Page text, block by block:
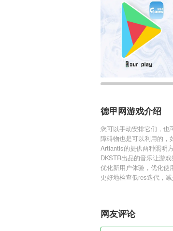
德甲网游戏介绍
您可以手动安排它们，也
障碍物也是可以利用的，
Artlantis的提供两种照明
DKSTR出品的音乐让游戏
优化新用户体验，优化使
更好地检查低res迭代，
网友评论